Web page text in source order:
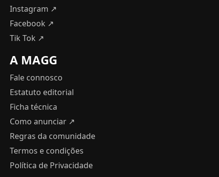
Instagram ↗
Facebook ↗
Tik Tok ↗
A MAGG
Fale connosco
Estatuto editorial
Ficha técnica
Como anunciar ↗
Regras da comunidade
Termos e condições
Política de Privacidade